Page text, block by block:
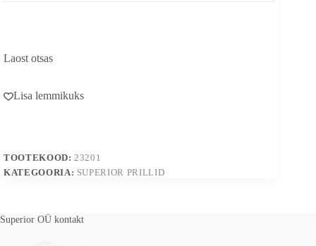
Laost otsas
Lisa lemmikuks
TOOTEKOOD: 23201
KATEGOORIA: SUPERIOR PRILLID
Superior OÜ kontakt